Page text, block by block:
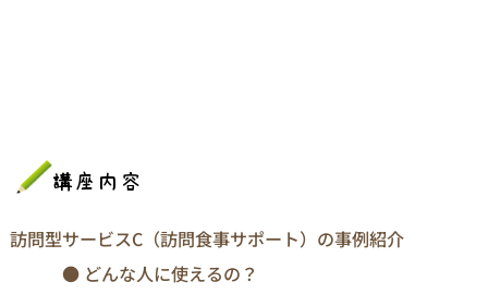
訪問型サービスC（訪問食事サポート）の事例紹介
● どんな人に使えるの？